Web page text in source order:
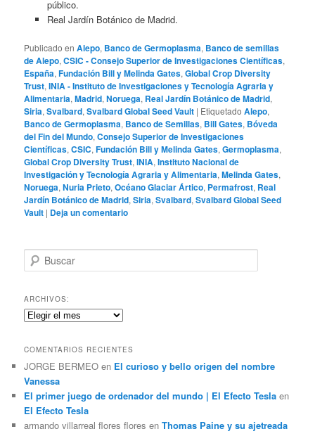
público.
Real Jardín Botánico de Madrid.
Publicado en Alepo, Banco de Germoplasma, Banco de semillas
de Alepo,CSIC - Consejo Superior de Investigaciones Científicas,
España,Fundación Bill y Melinda Gates,Global Crop Diversity
Trust,INIA - Instituto de Investigaciones y Tecnología Agraria y
Alimentaria,Madrid,Noruega, Real Jardín Botánico de Madrid,
Siria,Svalbard,Svalbard Global Seed Vault | Etiquetado Alepo,
Banco de Germoplasma, Banco de Semillas, Bill Gates, Bóveda
del Fin del Mundo,Consejo Superior de Investigaciones
Científicas,CSIC,Fundación Bill y Melinda Gates,Germoplasma,
Global Crop Diversity Trust,INIA,Instituto Nacional de
Investigación y Tecnología Agraria y Alimentaria,Melinda Gates,
Noruega,Nuria Prieto,Océano Glaciar Ártico, Permafrost, Real
Jardín Botánico de Madrid,Siria,Svalbard,Svalbard Global Seed
Vault | Deja un comentario
u
c
a
r
ARCHIVOS:
Archivos:
COMENTARIOS RECIENTES
JORGE BERMEO en El curioso y bello origen del nombre
Vanessa
El primer juego de ordenador del mundo | El Efecto Tesla en
El Efecto Tesla
armando villarreal flores flores enThomas Paine y su ajetreada